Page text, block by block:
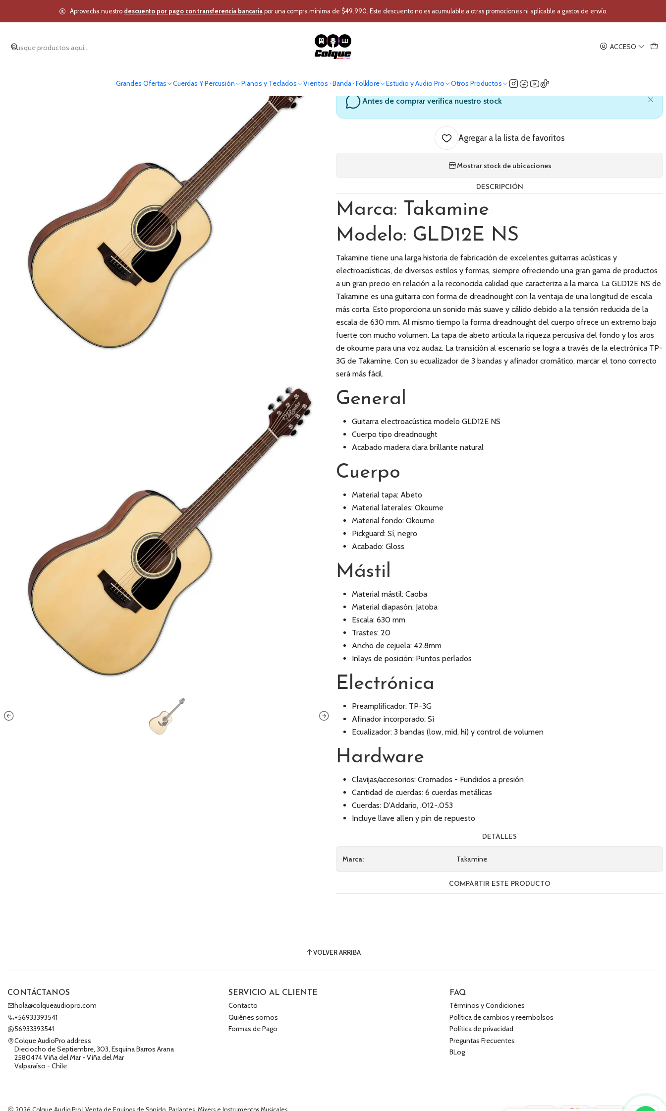
ACCESO
Grandes Ofertas Cuerdas Y Percusión Pianos y Teclados Vientos · Banda · Folklore Estudio y Audio Pro Otros Productos
Aprovecha nuestro descuento por pago con transferencia bancariapor una compra mínima de $49.990. Este descuento no es acumulable a otras promociones ni aplicable a gastos de envío.
Inicio Cuerdas Y Percusión Instrumentos Cuerda Guitarras Electroacusticas Guitarra Electroacustica Takamine GLD12E NS
Guitarra Electroacustica Takamine GLD12E
Antes de comprar verifica nuestro stock
Agregar a la lista de favoritos
Mostrar stock de ubicaciones
DESCRIPCIÓN
Marca: Takamine
Modelo: GLD12E NS
Takamine tiene una larga historia de fabricación de excelentes guitarras acústicas y
electroacústicas, de diversos estilos y formas, siempre ofreciendo una gran gama de productos
a un gran precio en relación a la reconocida calidad que caracteriza a la marca. La GLD12E NS de
Takamine es una guitarra con forma de dreadnought con la ventaja de una longitud de escala
más corta. Esto proporciona un sonido más suave y cálido debido a la tensión reducida de la
escala de 630 mm. Al mismo tiempo la forma dreadnought del cuerpo ofrece un extremo bajo
fuerte con mucho volumen. La tapa de abeto articula la riqueza percusiva del fondo y los aros
de okoume para una voz audaz. La transición al escenario se logra a través de la electrónica TP-
3G de Takamine. Con su ecualizador de 3 bandas y afinador cromático, marcar el tono correcto
será más fácil.
General
Guitarra electroacústica modelo GLD12E NS
Cuerpo tipo dreadnought
Acabado madera clara brillante natural
Cuerpo
Material tapa: Abeto
Material laterales: Okoume
Material fondo: Okoume
Pickguard: Sí, negro
Acabado: Gloss
Mástil
Material mástil: Caoba
Material diapasón: Jatoba
Escala: 630 mm
Trastes: 20
Ancho de cejuela: 42.8mm
Inlays de posición: Puntos perlados
Electrónica
Preamplificador: TP-3G
Afinador incorporado: Sí
Ecualizador: 3 bandas (low, mid, hi) y control de volumen
Hardware
Clavijas/accesorios: Cromados - Fundidos a presión
Cantidad de cuerdas: 6 cuerdas metálicas
Cuerdas: D'Addario, .012-.053
Incluye llave allen y pin de repuesto
DETALLES
Marca: Takamine
COMPARTIR ESTE PRODUCTO
VOLVER ARRIBA
CONTÁCTANOS
hola@colqueaudiopro.com
+56933393541
56933393541
Colque AudioPro address
Dieciocho de Septiembre, 303, Esquina Barros Arana
2580474 Viña del Mar - Viña del Mar
Valparaíso - Chile
SERVICIO AL CLIENTE
Contacto
Quiénes somos
Formas de Pago
FAQ
Términos y Condiciones
Política de cambios y reembolsos
Política de privacidad
Preguntas Frecuentes
BLog